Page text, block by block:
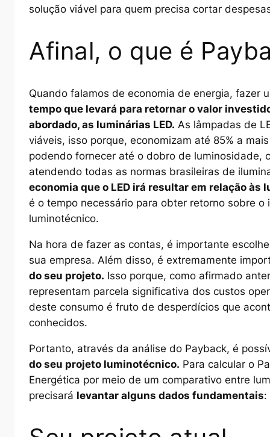
solução viável para quem precisa cortar
Afinal, o que é
Quando falamos de economia de energia, fazer
tempo que levará para retornar o valor
abordado, as luminárias LED. As lâmpadas de
viáveis, isso porque, economizam até 85% a
podendo fornecer até o dobro de luminosidade,
atendendo todas as normas brasileiras de
economia que o LED irá resultar em relação às
é o tempo necessário para obter retorno sobre
luminotécnico.
Na hora de fazer as contas, é importante
sua empresa. Além disso, é extremamente
do seu projeto. Isso porque, como afirmado
representam parcela significativa dos custos
deste consumo é fruto de desperdícios que
conhecidos.
Portanto, através da análise do Payback, é
do seu projeto luminotécnico. Para calcular o
Energética por meio de um comparativo entre
precisará levantar alguns dados fundamentais: